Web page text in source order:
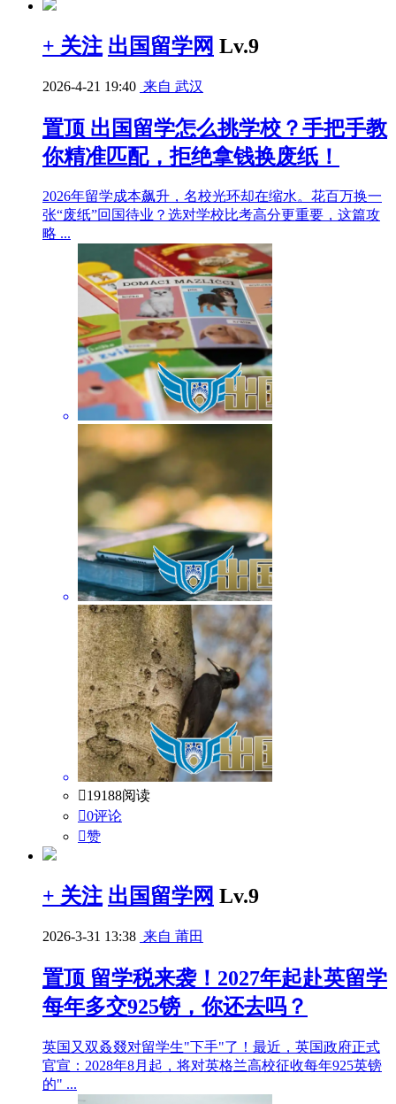
+ 关注 出国留学网 Lv.9
2026-4-21 19:40 来自 武汉
置顶 出国留学怎么挑学校？手把手教
你精准匹配，拒绝拿钱换废纸！
2026年留学成本飙升，名校光环却在缩水。花百万换一
张“废纸”回国待业？选对学校比考高分更重要，这篇攻
略 ...
19188阅读
0评论
赞
+ 关注 出国留学网 Lv.9
2026-3-31 13:38 来自 莆田
置顶 留学税来袭！2027年起赴英留学
每年多交925镑，你还去吗？
英国又双叒叕对留学生"下手"了！最近，英国政府正式
官宣：2028年8月起，将对英格兰高校征收每年925英镑
的" ...